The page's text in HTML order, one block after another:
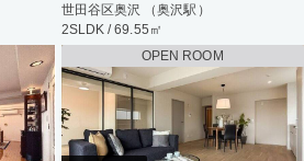
世田谷区奥沢 （奥沢駅）
2SLDK / 69.55㎡
OPEN ROOM